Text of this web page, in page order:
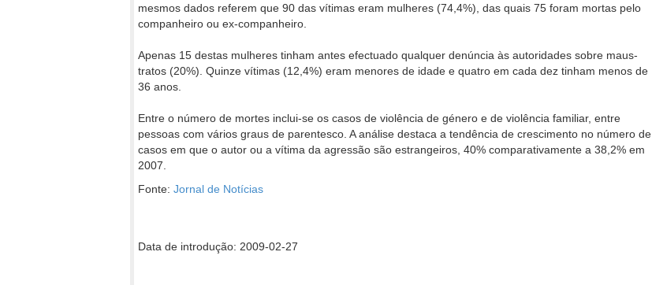
mesmos dados referem que 90 das vítimas eram mulheres (74,4%), das quais 75 foram mortas pelo
companheiro ou ex-companheiro.
Apenas 15 destas mulheres tinham antes efectuado qualquer denúncia às autoridades sobre maus-
tratos (20%). Quinze vítimas (12,4%) eram menores de idade e quatro em cada dez tinham menos de
36 anos.
Entre o número de mortes inclui-se os casos de violência de género e de violência familiar, entre
pessoas com vários graus de parentesco. A análise destaca a tendência de crescimento no número de
casos em que o autor ou a vítima da agressão são estrangeiros, 40% comparativamente a 38,2% em
2007.
Fonte: Jornal de Notícias
Data de introdução: 2009-02-27